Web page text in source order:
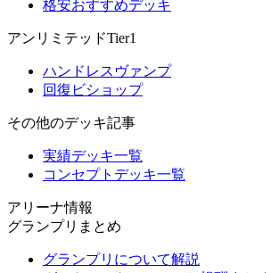
格安おすすめデッキ
アンリミテッドTier1
ハンドレスヴァンプ
回復ビショップ
その他のデッキ記事
実績デッキ一覧
コンセプトデッキ一覧
アリーナ情報
グランプリまとめ
グランプリについて解説